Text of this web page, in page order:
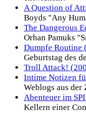
A Question of
Boyds "Any
The Dangerous
Orhan Pamuks
Dumpfe Routine
Geburtstag des
Troll Attack!
Intime Notizen
Weblogs aus der
Abenteuer im
Kellern einer